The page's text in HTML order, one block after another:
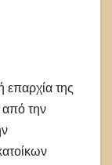
επαρχία της
από την